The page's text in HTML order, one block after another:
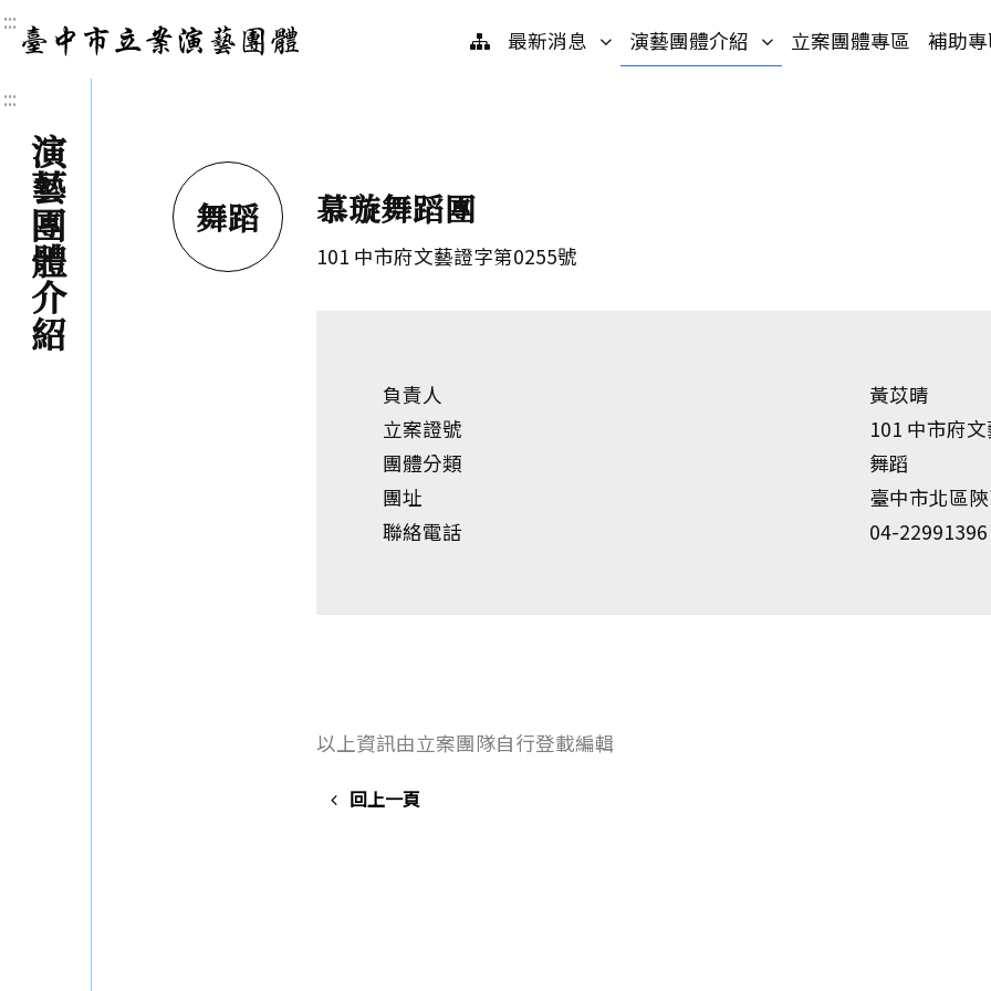
::: 臺中市立案演藝團體｜入口網站
網站導覽
最新消息 (按鍵盤[下]，向下展開次選單)
演藝團體介紹 (按鍵盤[下]，向下展開次選
立案團體專區 補助
:::
演藝團體介紹 舞蹈 慕璇舞蹈團
101 中市府文藝證字第0255號
負責人
黃苡晴
立案證號
101 中市府
團體分類
舞蹈
團址
臺中市北區
聯絡電話
04-22991396
以上資訊由立案團隊自行登載編輯
回上一頁